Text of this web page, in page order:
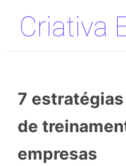
Pular
para
7
de
empresas